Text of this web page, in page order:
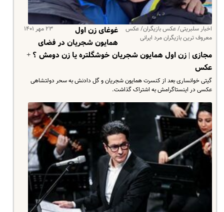
اخبار سلبریتی/ عکس بازیگران/ عکس
معروف ترین بازیگران مرد ایرانی
۲۳ مهر ۱۴۰۱
غوغای زن اول
همایون شجریان در فضای
مجازی | زن اول همایون شجریان خوشگلتره یا زن دومش ؟ +
عکس
گیتی خوانساری بعد از کنسرت همایون شجریان و گل دادنش به سحر دولتشاهی
عکسی در اینستاگرامش به اشتراک گذاشت.